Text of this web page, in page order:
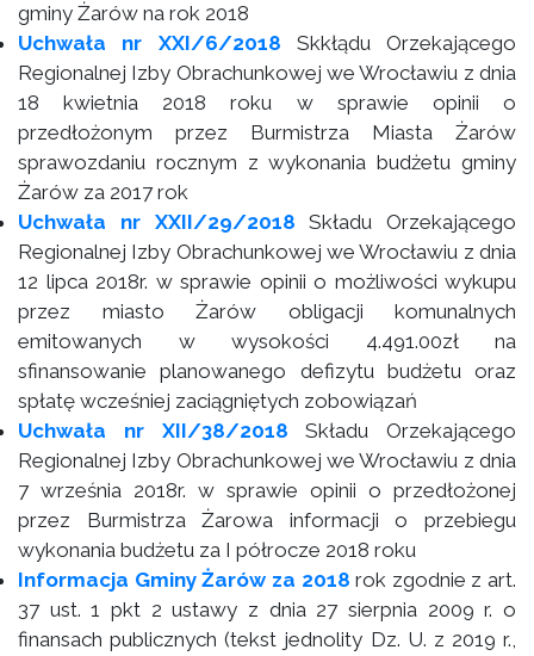
gminy Żarów na rok 2018
Uchwała nr XXI/6/2018 Skkłądu Orzekającego
Regionalnej Izby Obrachunkowej we Wrocławiu z dnia
18 kwietnia 2018 roku w sprawie opinii o
przedłożonym przez Burmistrza Miasta Żarów
sprawozdaniu rocznym z wykonania budżetu gminy
Żarów za 2017 rok
Uchwała nr XXII/29/2018 Składu Orzekającego
Regionalnej Izby Obrachunkowej we Wrocławiu z dnia
12 lipca 2018r. w sprawie opinii o możliwości wykupu
przez miasto Żarów obligacji komunalnych
emitowanych w wysokości 4.491.00zł na
sfinansowanie planowanego defizytu budżetu oraz
spłatę wcześniej zaciągniętych zobowiązań
Uchwała nr XII/38/2018 Składu Orzekającego
Regionalnej Izby Obrachunkowej we Wrocławiu z dnia
7 września 2018r. w sprawie opinii o przedłożonej
przez Burmistrza Żarowa informacji o przebiegu
wykonania budżetu za I półrocze 2018 roku
Informacja Gminy Żarów za 2018 rok zgodnie z art.
37 ust. 1 pkt 2 ustawy z dnia 27 sierpnia 2009 r. o
finansach publicznych (tekst jednolity Dz. U. z 2019 r.,